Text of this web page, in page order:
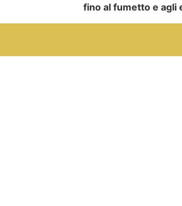
fino al fumetto e agli